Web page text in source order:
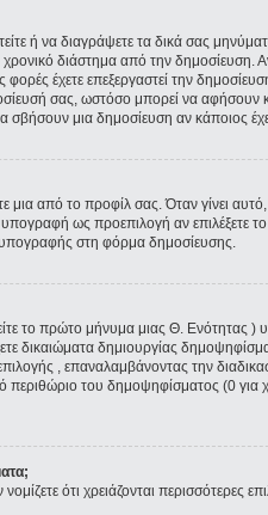
ή να διαγράψετε τα δικά σας
διάστημα από την
έχετε επεξεργαστεί την
σας, ωστόσο μπορεί να
μια δημοσίευση αν κάποιος
από το προφίλ σας. Όταν γίνει αυτό,
ως προεπιλογή αν επιλέξετε
στη φόρμα δημοσίευσης.
το πρώτο μήνυμα μιας Θ. Ενότητας
δικαιώματα δημιουργίας
, επαναλαμβάνοντας την
περιθώριο του δημοψηφίσματος (0 για
ότι χρειάζονται